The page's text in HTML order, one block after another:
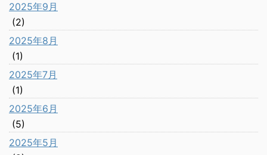
2025年9月
(2)
2025年8月
(1)
2025年7月
(1)
2025年6月
(5)
2025年5月